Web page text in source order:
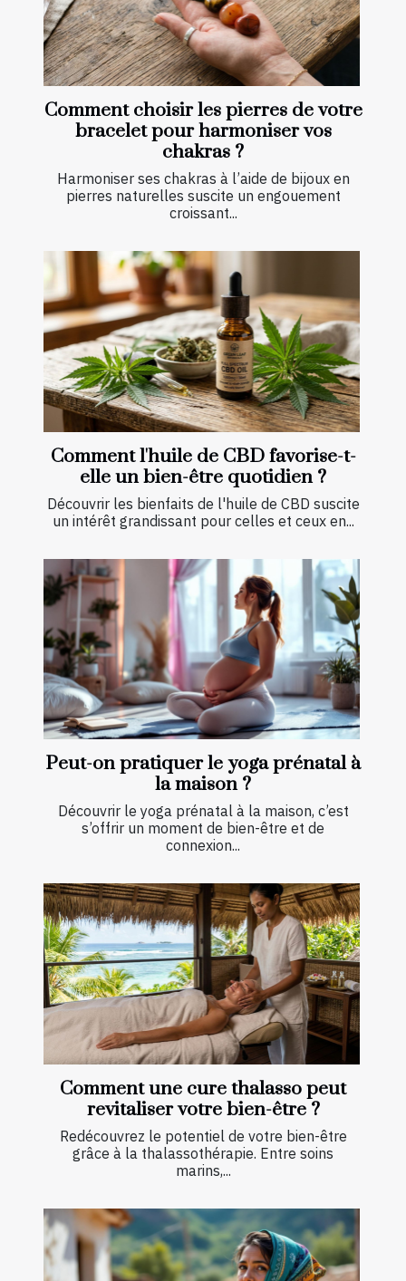
Comment choisir les pierres de votre
bracelet pour harmoniser vos
chakras ?
Harmoniser ses chakras à l’aide de bijoux en
pierres naturelles suscite un engouement
croissant...
Comment l'huile de CBD favorise-t-
elle un bien-être quotidien ?
Découvrir les bienfaits de l'huile de CBD suscite
un intérêt grandissant pour celles et ceux en...
Peut-on pratiquer le yoga prénatal à
la maison ?
Découvrir le yoga prénatal à la maison, c’est
s’offrir un moment de bien-être et de
connexion...
Comment une cure thalasso peut
revitaliser votre bien-être ?
Redécouvrez le potentiel de votre bien-être
grâce à la thalassothérapie. Entre soins
marins,...